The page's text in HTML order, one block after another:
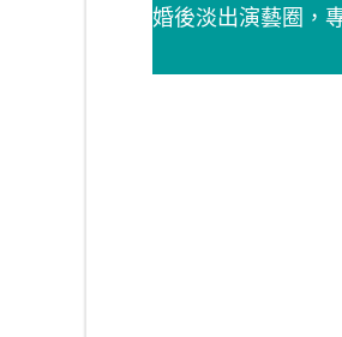
婚後淡出演藝圈，